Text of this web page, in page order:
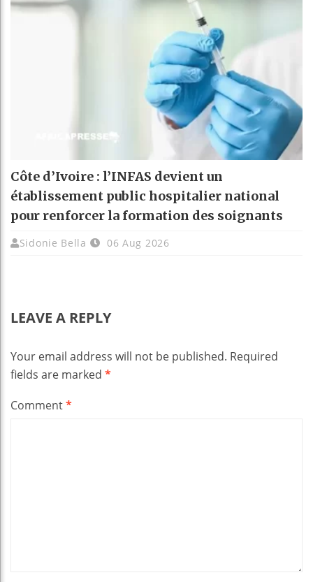
Côte d’Ivoire : l’INFAS devient un
établissement public hospitalier national
pour renforcer la formation des soignants
Sidonie Bella 06 Aug 2026
LEAVE A REPLY
Your email address will not be published. Required
fields are marked *
Comment*